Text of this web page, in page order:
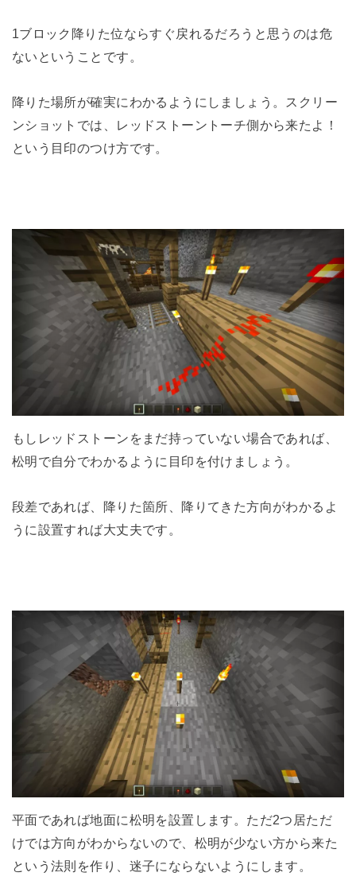
1ブロック降りた位ならすぐ戻れるだろうと思うのは危
ないということです。
降りた場所が確実にわかるようにしましょう。スクリー
ンショットでは、レッドストーントーチ側から来たよ！
という目印のつけ方です。
もしレッドストーンをまだ持っていない場合であれば、
松明で自分でわかるように目印を付けましょう。
段差であれば、降りた箇所、降りてきた方向がわかるよ
うに設置すれば大丈夫です。
平面であれば地面に松明を設置します。ただ2つ居ただ
けでは方向がわからないので、松明が少ない方から来た
という法則を作り、迷子にならないようにします。